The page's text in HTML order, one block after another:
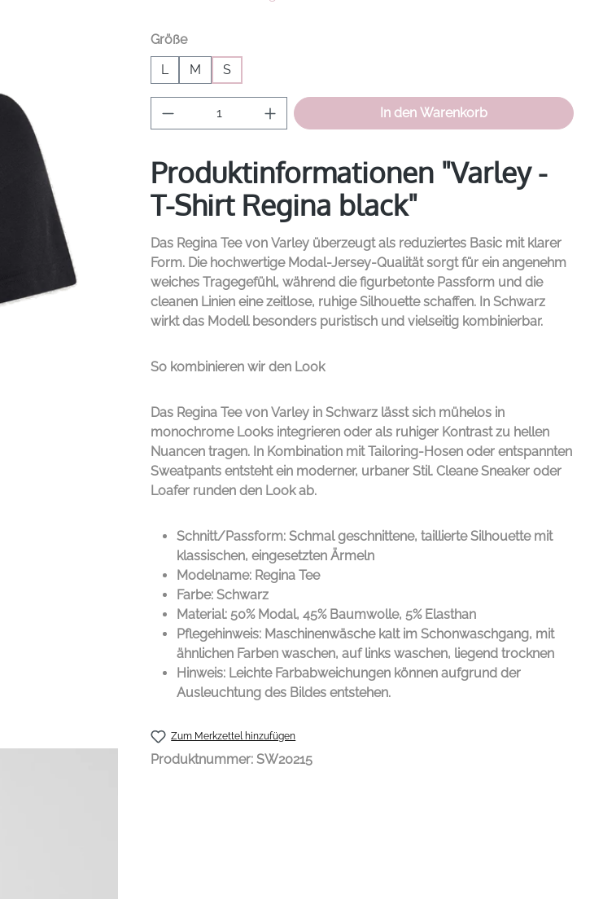
Größeauswählen
L
M S
Produkt Anzahl: Gib den gewünschten Wert
In den Warenkorb
Produktinformationen "Varley -
T-Shirt Regina black"
Das Regina Tee von Varley überzeugt als reduziertes Basic mit klarer
Form. Die hochwertige Modal-Jersey-Qualität sorgt für ein angenehm
weiches Tragegefühl, während die figurbetonte Passform und die
cleanen Linien eine zeitlose, ruhige Silhouette schaffen. In Schwarz
wirkt das Modell besonders puristisch und vielseitig kombinierbar.
So kombinieren wir den Look
Das Regina Tee von Varley in Schwarz lässt sich mühelos in
monochrome Looks integrieren oder als ruhiger Kontrast zu hellen
Nuancen tragen. In Kombination mit Tailoring-Hosen oder entspannten
Sweatpants entsteht ein moderner, urbaner Stil. Cleane Sneaker oder
Loafer runden den Look ab.
Schnitt/Passform: Schmal geschnittene, taillierte Silhouette mit
klassischen, eingesetzten Ärmeln
Modelname: Regina Tee
Farbe: Schwarz
Material: 50% Modal, 45% Baumwolle, 5% Elasthan
Pflegehinweis: Maschinenwäsche kalt im Schonwaschgang, mit
ähnlichen Farben waschen, auf links waschen, liegend trocknen
Hinweis: Leichte Farbabweichungen können aufgrund der
Ausleuchtung des Bildes entstehen.
Zum Merkzettel hinzufügen
Produktnummer: SW20215